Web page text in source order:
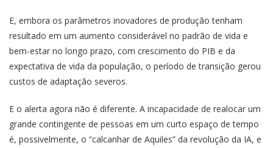
E, embora os parâmetros inovadores de produção tenham
resultado em um aumento considerável no padrão de vida e
bem-estar no longo prazo, com crescimento do PIB e da
expectativa de vida da população, o período de transição gerou
custos de adaptação severos.
E o alerta agora não é diferente. A incapacidade de realocar um
grande contingente de pessoas em um curto espaço de tempo
é, possivelmente, o “calcanhar de Aquiles” da revolução da IA, e